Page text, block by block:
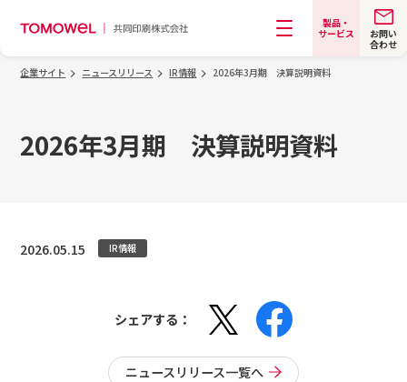
製品・
サービス
お問い
合わせ
企業サイト ニュースリリース IR情報 2026年3月期 決算説明資料
2026年3月期 決算説明資料
2026.05.15 IR情報
シェアする：
ニュースリリース一覧へ